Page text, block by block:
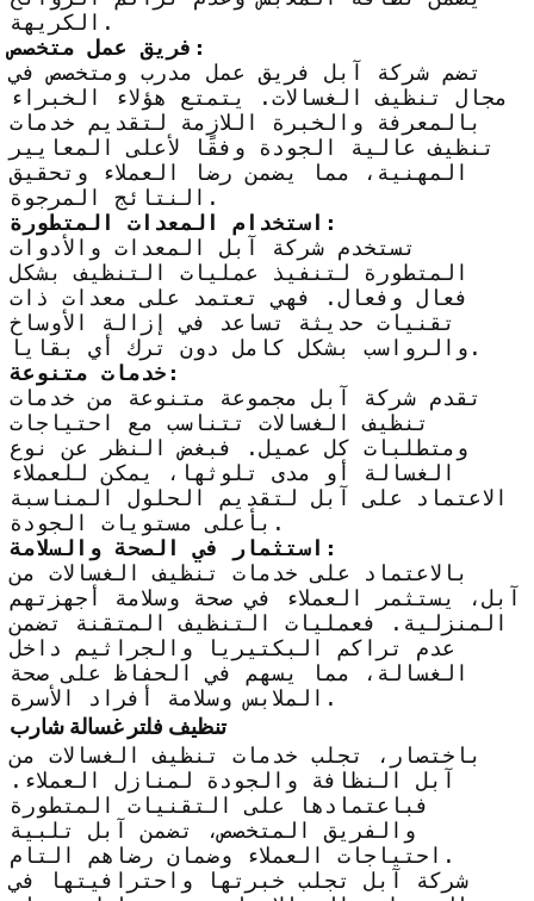
الكريهة.
فريق عمل متخصص:
تضم شركة آبل فريق عمل مدرب ومتخصص في
مجال تنظيف الغسالات. يتمتع هؤلاء الخبراء
بالمعرفة والخبرة اللازمة لتقديم خدمات
تنظيف عالية الجودة وفقًا لأعلى المعايير
المهنية، مما يضمن رضا العملاء وتحقيق
النتائج المرجوة.
استخدام المعدات المتطورة:
تستخدم شركة آبل المعدات والأدوات
المتطورة لتنفيذ عمليات التنظيف بشكل
فعال وفعال. فهي تعتمد على معدات ذات
تقنيات حديثة تساعد في إزالة الأوساخ
والرواسب بشكل كامل دون ترك أي بقايا.
خدمات متنوعة:
تقدم شركة آبل مجموعة متنوعة من خدمات
تنظيف الغسالات تتناسب مع احتياجات
ومتطلبات كل عميل. فبغض النظر عن نوع
الغسالة أو مدى تلوثها، يمكن للعملاء
الاعتماد على آبل لتقديم الحلول المناسبة
بأعلى مستويات الجودة.
استثمار في الصحة والسلامة:
بالاعتماد على خدمات تنظيف الغسالات من
آبل، يستثمر العملاء في صحة وسلامة أجهزتهم
المنزلية. فعمليات التنظيف المتقنة تضمن
عدم تراكم البكتيريا والجراثيم داخل
الغسالة، مما يسهم في الحفاظ على صحة
الملابس وسلامة أفراد الأسرة.
تنظيف فلتر غسالة شارب
باختصار، تجلب خدمات تنظيف الغسالات من
آبل النظافة والجودة لمنازل العملاء.
فباعتمادها على التقنيات المتطورة
والفريق المتخصص، تضمن آبل تلبية
احتياجات العملاء وضمان رضاهم التام.
شركة آبل تجلب خبرتها واحترافيتها في